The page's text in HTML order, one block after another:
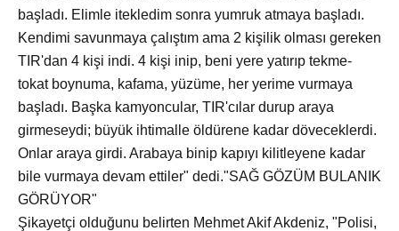
başladı. Elimle itekledim sonra yumruk atmaya başladı.
Kendimi savunmaya çalıştım ama 2 kişilik olması gereken
TIR'dan 4 kişi indi. 4 kişi inip, beni yere yatırıp tekme-
tokat boynuma, kafama, yüzüme, her yerime vurmaya
başladı. Başka kamyoncular, TIR'cılar durup araya
girmeseydi; büyük ihtimalle öldürene kadar döveceklerdi.
Onlar araya girdi. Arabaya binip kapıyı kilitleyene kadar
bile vurmaya devam ettiler" dedi."SAĞ GÖZÜM BULANIK
GÖRÜYOR"
Şikayetçi olduğunu belirten Mehmet Akif Akdeniz, "Polisi,